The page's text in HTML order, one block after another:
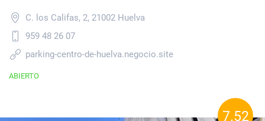
C. los Califas, 2, 21002 Huelva
959 48 26 07
parking-centro-de-huelva.negocio.site
ABIERTO
7.52